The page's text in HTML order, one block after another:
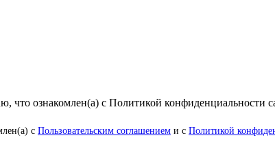
что ознакомлен(а) с Политикой
с Пользовательским соглашением и с Политикой